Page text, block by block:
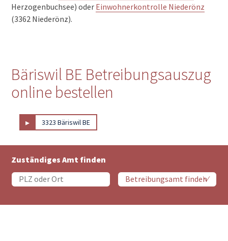
Herzogenbuchsee) oder Einwohnerkontrolle Niederönz
(3362 Niederönz).
Bäriswil BE Betreibungsauszug
online bestellen
▸ 3323 Bäriswil BE
Zuständiges Amt finden